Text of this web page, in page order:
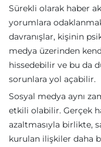
Sürekli olarak haber
yorumlara
davranışlar, kişinin
medya üzerinden
hissedebilir ve bu da
sorunlara yol açabilir.
Sosyal medya aynı
etkili olabilir. Gerçek
azaltmasıyla birlikte,
kurulan ilişkiler daha